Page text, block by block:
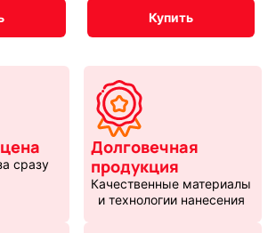
Купить
сразу
Долговечная
продукция
Качественные материалы
и технологии нанесения